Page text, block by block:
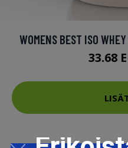
WOMENS BEST ISO
33.68